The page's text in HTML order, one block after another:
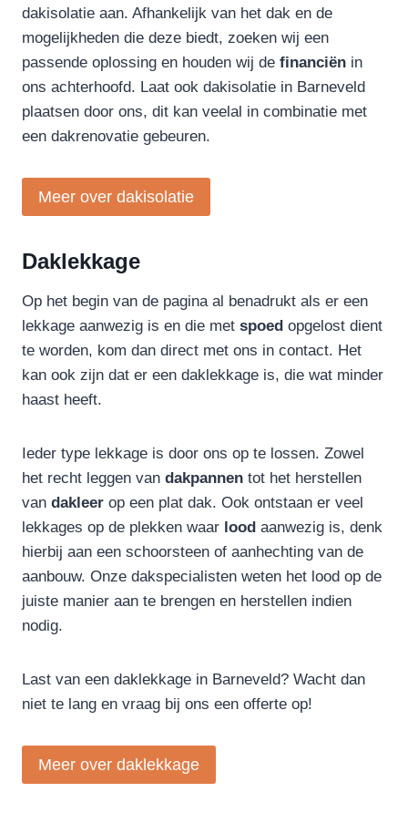
dakisolatie aan. Afhankelijk van het dak en de
mogelijkheden die deze biedt, zoeken wij een
passende oplossing en houden wij de financiën in
ons achterhoofd. Laat ook dakisolatie in Barneveld
plaatsen door ons, dit kan veelal in combinatie met
een dakrenovatie gebeuren.
Meer over dakisolatie
Daklekkage
Op het begin van de pagina al benadrukt als er een
lekkage aanwezig is en die met spoed opgelost dient
te worden, kom dan direct met ons in contact. Het
kan ook zijn dat er een daklekkage is, die wat minder
haast heeft.
Ieder type lekkage is door ons op te lossen. Zowel
het recht leggen van dakpannen tot het herstellen
van dakleer op een plat dak. Ook ontstaan er veel
lekkages op de plekken waar lood aanwezig is, denk
hierbij aan een schoorsteen of aanhechting van de
aanbouw. Onze dakspecialisten weten het lood op de
juiste manier aan te brengen en herstellen indien
nodig.
Last van een daklekkage in Barneveld? Wacht dan
niet te lang en vraag bij ons een offerte op!
Meer over daklekkage